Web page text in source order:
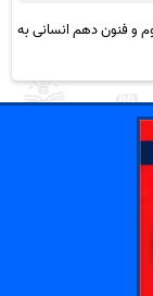
و فنون دهم انسانی به